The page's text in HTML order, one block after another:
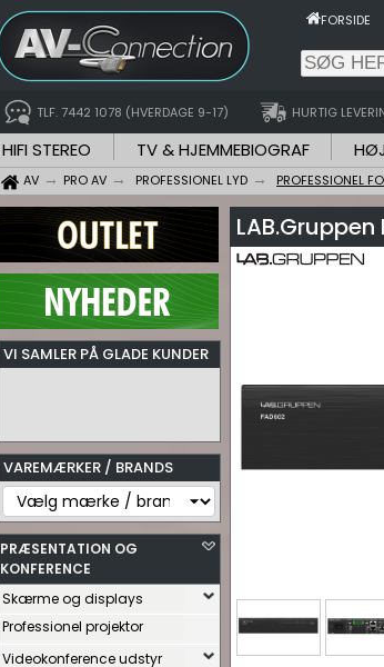
FORSIDE
TLF. 7442 1078 (HVERDAGE 9-17) HURTIG
HIFI STEREO TV & HJEMMEBIOGRAF
AV PRO AV PROFESSIONEL LYD PROFESSIONEL
VI SAMLER PÅ GLADE KUNDER
VAREMÆRKER / BRANDS
PRÆSENTATION OG
KONFERENCE
Skærme og displays
Professionel projektor
Videokonference udstyr